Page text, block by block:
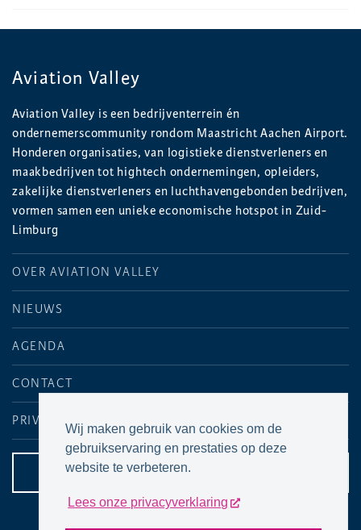
Wij maken gebruik van cookies om de
gebruikservaring en prestaties op deze
website te verbeteren.
Lees onze privacyverklaring
Aviation Valley
Aviation Valley is een bedrijventerrein én
ondernemerscommunity rondom Maastricht Aachen Airport.
Honderen organisaties, van logistieke dienstverleners en
maakbedrijven tot hightech ondernemingen, opleiders,
zakelijke dienstverleners en luchthavengebonden bedrijven,
vormen samen een unieke economische hotspot in Zuid-
Limburg
OVER AVIATION VALLEY
NIEUWS
AGENDA
CONTACT
PRIVACYVERKLARING
CONTACTPAGINA